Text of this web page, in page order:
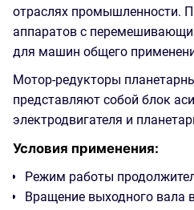
отраслях промышленности.
аппаратов с
для машин общего
Мотор-редукторы
представляют собой блок
электродвигателя и
Условия применения:
Режим работы
Вращение выходного вала